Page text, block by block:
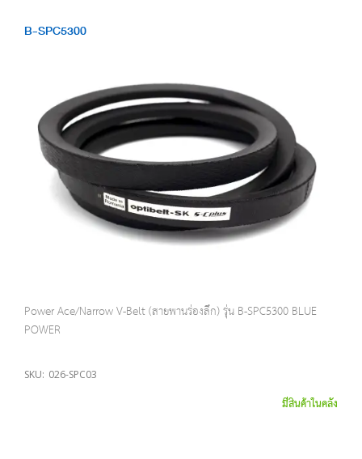
B-SPC5300
Power Ace/Narrow V-Belt (สายพานร่องลึก) รุ่น B-SPC5300 BLUE
POWER
SKU: 026-SPC03
มีสินค้าในคลัง